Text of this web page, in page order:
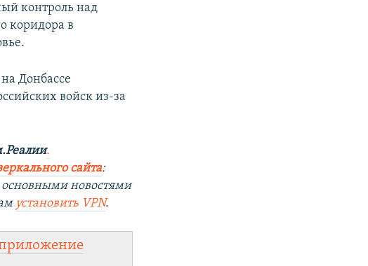
контроль над
коридора в
Донбассе
войск из-за
.
сайта:
основными новостями
установить VPN.